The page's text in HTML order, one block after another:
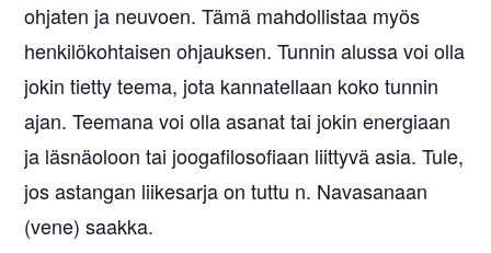
ohjaten ja neuvoen. Tämä mahdollistaa myös
henkilökohtaisen ohjauksen. Tunnin alussa voi olla
jokin tietty teema, jota kannatellaan koko tunnin
ajan. Teemana voi olla asanat tai jokin energiaan
ja läsnäoloon tai joogafilosofiaan liittyvä asia. Tule,
jos astangan liikesarja on tuttu n. Navasanaan
(vene) saakka.